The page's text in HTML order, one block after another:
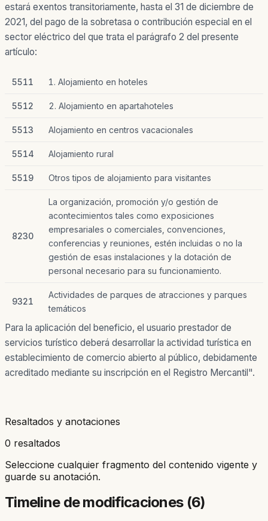
estará exentos transitoriamente, hasta el 31 de diciembre de
2021, del pago de la sobretasa o contribución especial en el
sector eléctrico del que trata el parágrafo 2 del presente
artículo:
5511 1. Alojamiento en hoteles
5512 2. Alojamiento en apartahoteles
5513 Alojamiento en centros vacacionales
5514 Alojamiento rural
5519 Otros tipos de alojamiento para visitantes
8230
La organización, promoción y/o gestión de
acontecimientos tales como exposiciones
empresariales o comerciales, convenciones,
conferencias y reuniones, estén incluidas o no la
gestión de esas instalaciones y la dotación de
personal necesario para su funcionamiento.
9321
Actividades de parques de atracciones y parques
temáticos
Para la aplicación del beneficio, el usuario prestador de
servicios turístico deberá desarrollar la actividad turística en
establecimiento de comercio abierto al público, debidamente
acreditado mediante su inscripción en el Registro Mercantil".
Resaltados y anotaciones
0 resaltados
Seleccione cualquier fragmento del contenido vigente y
guarde su anotación.
Timeline de modificaciones (6)